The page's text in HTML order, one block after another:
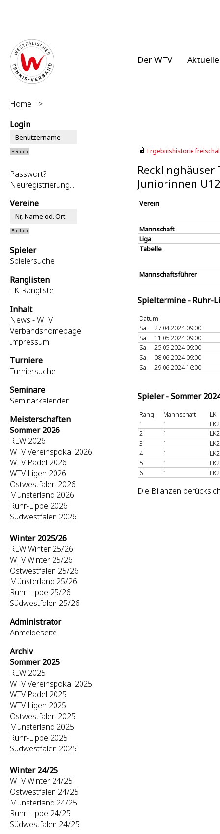
Der WTV
Home
>
Login
Passwort?
Neuregistrierung...
Vereine
Spieler
Spielersuche
Ranglisten
LK-Rangliste
Inhalt
News - WTV
Verbandshomepage
Impressum
Turniere
Turniersuche
Seminare
Seminarkalender
Meisterschaften
Sommer 2026
RLW 2026
WTV Vereinspokal 2026
WTV Padel 2026
WTV Ligen 2026
Ostwestfalen 2026
Münsterland 2026
Ruhr-Lippe 2026
Südwestfalen 2026
Winter 2025/26
RLW Winter 25/26
WTV Winter 25/26
Ostwestfalen 25/26
Münsterland 25/26
Ruhr-Lippe 25/26
Südwestfalen 25/26
Administrator
Anmeldeseite
Archiv
Sommer 2025
RLW 2025
WTV Vereinspokal 2025
WTV Padel 2025
WTV Ligen 2025
Ostwestfalen 2025
Münsterland 2025
Ruhr-Lippe 2025
Südwestfalen 2025
Winter 24/25
WTV Winter 24/25
Ostwestfalen 24/25
Münsterland 24/25
Ruhr-Lippe 24/25
Südwestfalen 24/25
Ergebnishistorie
Recklinghäuser
Juniorinnen
Verein
Mannschaft
Liga
Tabelle
Mannschaftsführer
Spieltermine - Ruhr-
Datum
Sa.
27.04.2024 09:00
Sa.
11.05.2024 09:00
Sa.
25.05.2024 09:00
Sa.
08.06.2024 09:00
Sa.
29.06.2024 16:00
Spieler - Sommer
Rang Mannschaft
LK
1
1
2
1
3
1
4
1
5
1
6
1
Die Bilanzen